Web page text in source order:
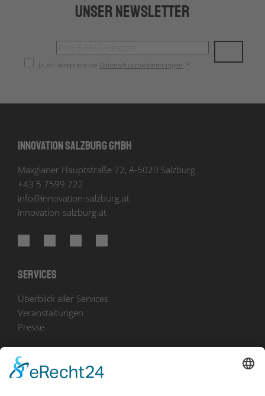
Unser Newsletter
Ja, ich akzeptiere die Datenschutzbestimmungen . *
Innovation Salzburg GmbH
Maxglaner Hauptstraße 72, A-5020 Salzburg
+43 5 7599 722
info@innovation-salzburg.at
innovation-salzburg.at
Services
Überblick aller Services
Veranstaltungen
Presse
Bekanntmachungen
Ausschreibungen